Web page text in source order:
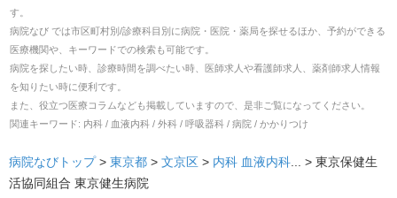
す。
病院なび では市区町村別/診療科目別に病院・医院・薬局を探せるほか、予約ができる
医療機関や、キーワードでの検索も可能です。
病院を探したい時、診療時間を調べたい時、医師求人や看護師求人、薬剤師求人情報
を知りたい時に便利です。
また、役立つ医療コラムなども掲載していますので、是非ご覧になってください。
関連キーワード: 内科 / 血液内科 / 外科 / 呼吸器科 / 病院 / かかりつけ
病院なびトップ> 東京都 > 文京区 > 内科 血液内科 ... > 東京保健生
活協同組合 東京健生病院